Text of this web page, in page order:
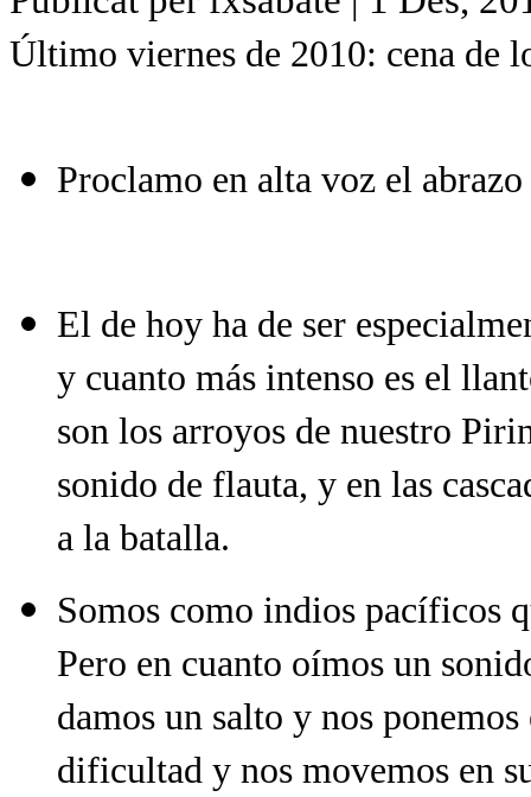
Último viernes de 2010: cena de
Proclamo en alta voz el
El de hoy ha de ser
y cuanto más intenso es el
son los arroyos de nuestro
sonido de flauta, y en las
a la batalla.
Somos como indios pacíficos
Pero en cuanto oímos un
damos un salto y nos
dificultad y nos movemos en